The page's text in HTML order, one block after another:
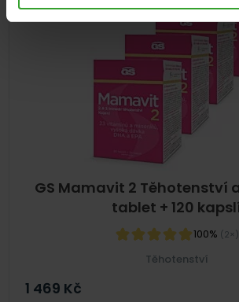
GS Mamavit 2 Těhotenství
tablet + 120
100% (2×)
Těhotenství
1 469 Kč